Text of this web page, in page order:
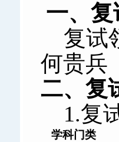
一、
复试
何贵
二、复
1.复
学科门类